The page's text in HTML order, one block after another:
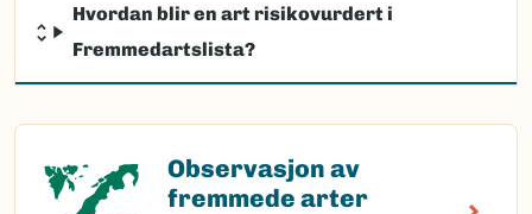
Hvordan blir en art risikovurdert i
Fremmedartslista?
Observasjon av
fremmede arter
Observasjon av fremmede arter